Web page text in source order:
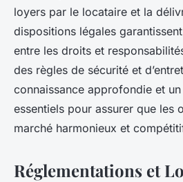
loyers par le locataire et la
dispositions légales
entre les droits et
des règles de sécurité et
connaissance approfondie et
essentiels pour assurer que les
marché harmonieux et
Réglementations et